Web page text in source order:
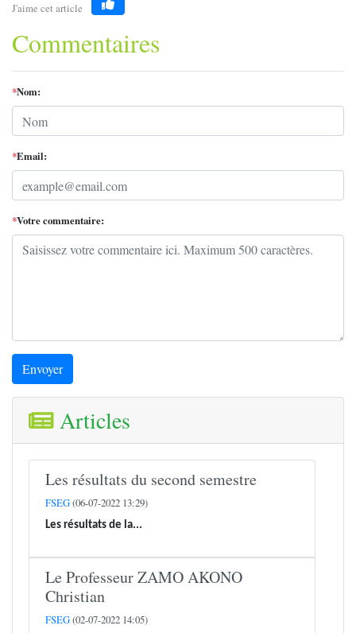
J'aime cet article
Like
Commentaires
*Nom:
*Email:
*Votre commentaire:
Envoyer
Articles
Les résultats du second semestre
FSEG(06-07-2022 13:29)
Les résultats de la...
Le Professeur ZAMO AKONO
Christian
FSEG(02-07-2022 14:05)